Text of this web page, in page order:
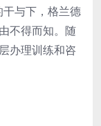
与下，格兰德
不得而知。随
办理训练和咨